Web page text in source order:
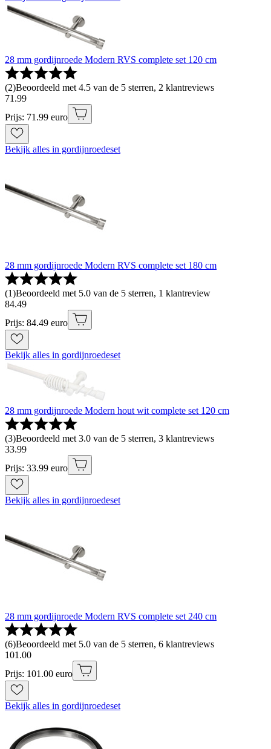
28 mm gordijnroede Modern RVS complete set 120 cm
(2)Beoordeeld met 4.5 van de 5 sterren, 2 klantreviews
71 .99
Prijs: 71.99 euro
Bekijk alles in gordijnroedeset
28 mm gordijnroede Modern RVS complete set 180 cm
(1)Beoordeeld met 5.0 van de 5 sterren, 1 klantreview
84.49
Prijs: 84.49 euro
Bekijk alles in gordijnroedeset
28 mm gordijnroede Modern hout wit complete set 120 cm
(3)Beoordeeld met 3.0 van de 5 sterren, 3 klantreviews
33.99
Prijs: 33.99 euro
Bekijk alles in gordijnroedeset
28 mm gordijnroede Modern RVS complete set 240 cm
(6)Beoordeeld met 5.0 van de 5 sterren, 6 klantreviews
101 .00
Prijs: 101.00 euro
Bekijk alles in gordijnroedeset